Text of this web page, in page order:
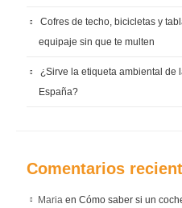
Cofres de techo, bicicletas y
equipaje sin que te multen
¿Sirve la etiqueta ambiental de
España?
Comentarios
Maria en Cómo saber si un